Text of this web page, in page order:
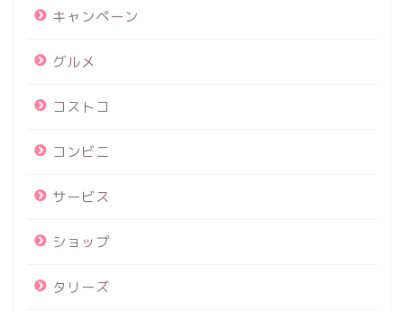
キャンペーン
グルメ
コストコ
コンビニ
サービス
ショップ
タリーズ